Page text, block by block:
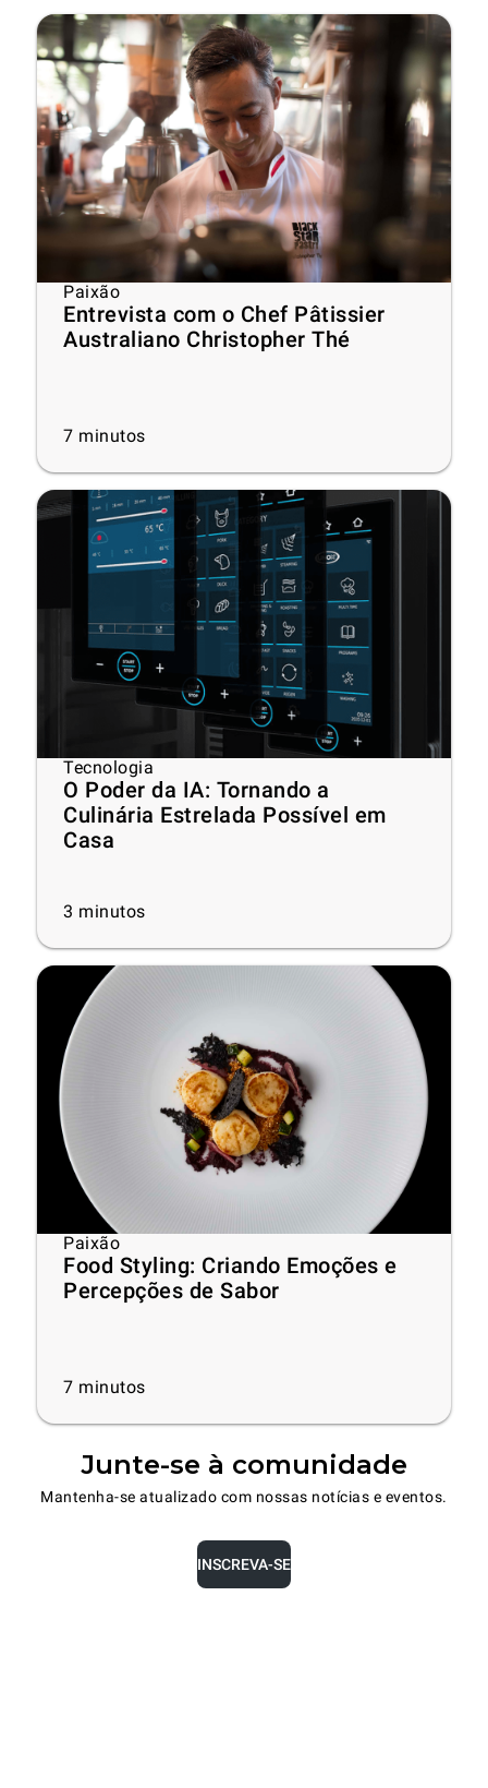
Paixão
Entrevista com o Chef Pâtissier
Australiano Christopher Thé
7 minutos
Tecnologia
O Poder da IA: Tornando a
Culinária Estrelada Possível em
Casa
3 minutos
Paixão
Food Styling: Criando Emoções e
Percepções de Sabor
7 minutos
Junte-se à comunidade
Mantenha-se atualizado com nossas notícias e eventos.
INSCREVA-SE